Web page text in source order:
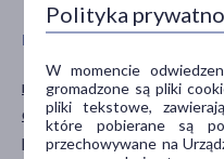
DZIAŁANIE/WŁAŚCIWOŚCI
nawilżające
odżywcze
przeciwzmarszczkowe
Polityka
W momencie
gromadzone są pliki
pliki tekstowe,
które pobierane są
przechowywane na